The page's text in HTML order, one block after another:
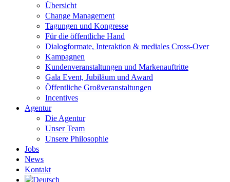
Übersicht
Change Management
Tagungen und Kongresse
Für die öffentliche Hand
Dialogformate, Interaktion & mediales Cross-Over
Kampagnen
Kundenveranstaltungen und Markenauftritte
Gala Event, Jubiläum und Award
Öffentliche Großveranstaltungen
Incentives
Agentur
Die Agentur
Unser Team
Unsere Philosophie
Jobs
News
Kontakt